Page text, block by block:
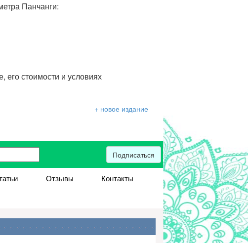
Панчанги:
стоимости и условиях
+ новое издание
Подписаться
Отзывы
Контакты